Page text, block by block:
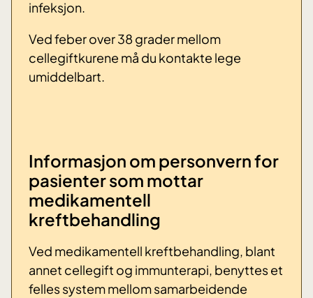
infeksjon.
Ved feber over 38 grader mellom
cellegiftkurene må du kontakte lege
umiddelbart.
Informasjon om personvern for
pasienter som mottar
medikamentell
kreftbehandling
Ved medikamentell kreftbehandling, blant
annet cellegift og immunterapi, benyttes et
felles system mellom samarbeidende